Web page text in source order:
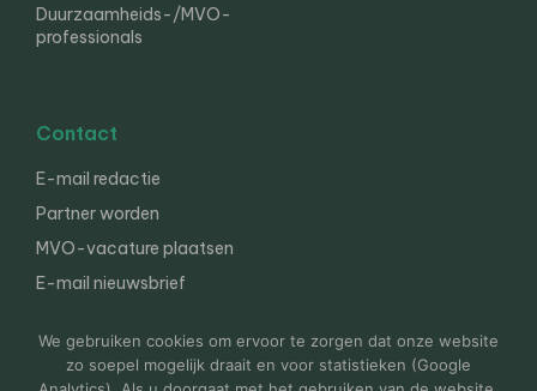
Duurzaamheids-/MVO-
professionals
Contact
E-mail redactie
Partner worden
MVO-vacature plaatsen
E-mail nieuwsbrief
We gebruiken cookies om ervoor te zorgen dat onze website
zo soepel mogelijk draait en voor statistieken (Google